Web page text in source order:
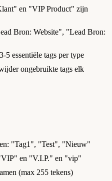
en "VIP Product" zijn
Bron: Website", "Lead Bron:
5 essentiële tags per type
ongebruikte tags elk
"Tag1", "Test", "Nieuw"
en "V.I.P." en "vip"
(max 255 tekens)